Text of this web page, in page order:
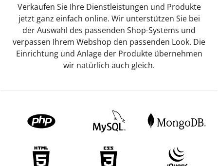
Verkaufen Sie Ihre Dienstleistungen und Produkte
jetzt ganz einfach online. Wir unterstützen Sie bei
der Auswahl des passenden Shop-Systems und
verpassen Ihrem Webshop den passenden Look. Die
Einrichtung und Anlage der Produkte übernehmen
wir natürlich auch gleich.